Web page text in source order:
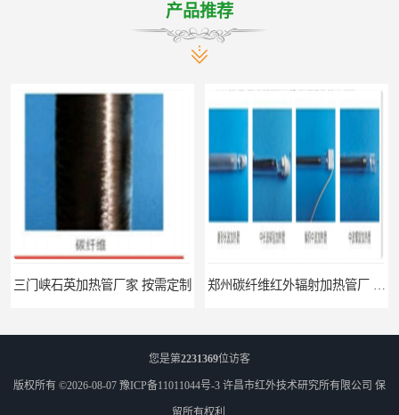
产品推荐
热管厂家 按需定制 郑州碳纤维红外辐射加热管厂 真材实料
您是第2231369位访客
版权所有 ©2026-08-07 豫ICP备11011044号-3 许昌市红外技术研究所有限公司 保
留所有权利.